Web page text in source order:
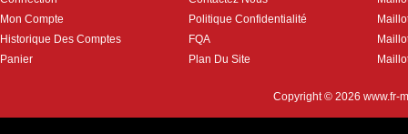
Mon Compte
Historique Des Comptes
Panier
Politique Confidentialité
FQA
Plan Du Site
Copyright © 2026 www.fr-